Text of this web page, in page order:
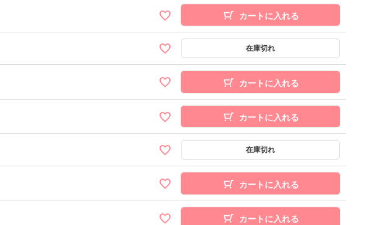
カートに入れる
カートに入れる
カートに入れる
カートに入れる
カートに入れる